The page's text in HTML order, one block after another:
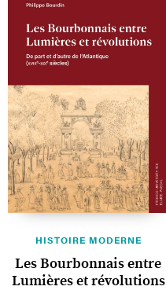
HISTOIRE MODERNE
Les Bourbonnais entre
Lumières et révolutions